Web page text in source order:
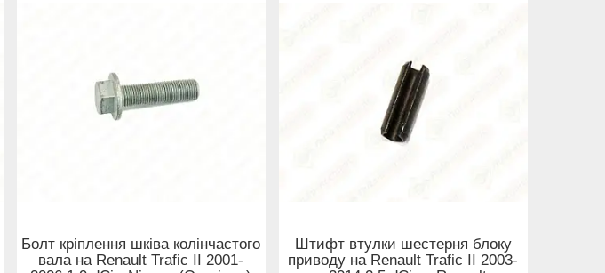
Болт кріплення шківа колінчастого
вала на Renault Trafic II 2001-
Штифт втулки шестерня блоку
приводу на Renault Trafic II 2003-